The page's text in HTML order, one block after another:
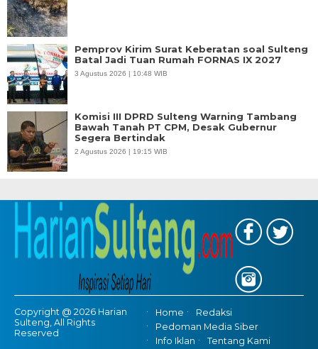
Pemprov Kirim Surat Keberatan soal Sulteng
Batal Jadi Tuan Rumah FORNAS IX 2027
3 Agustus 2026 | 10:48 WIB
Komisi III DPRD Sulteng Warning Tambang
Bawah Tanah PT CPM, Desak Gubernur
Segera Bertindak
2 Agustus 2026 | 19:15 WIB
Copyright @ 2026 Harian
Sulteng, All Rights
Reserved
Home
Redaksi
Pedoman Media Siber
Info Iklan
Tentang Kami